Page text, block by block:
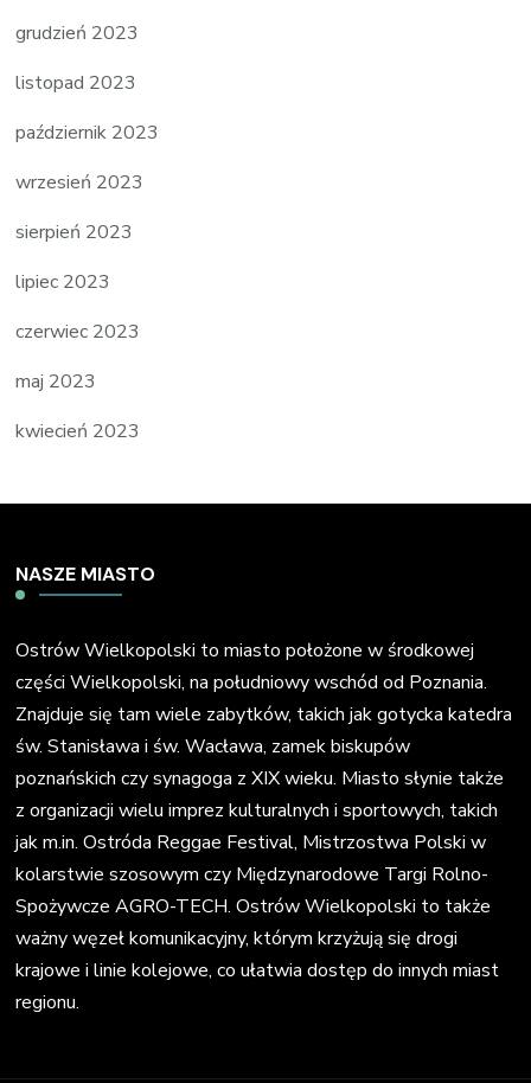
grudzień 2023
listopad 2023
październik 2023
wrzesień 2023
sierpień 2023
lipiec 2023
czerwiec 2023
maj 2023
kwiecień 2023
NASZE MIASTO
Ostrów Wielkopolski to miasto położone w środkowej
części Wielkopolski, na południowy wschód od Poznania.
Znajduje się tam wiele zabytków, takich jak gotycka katedra
św. Stanisława i św. Wacława, zamek biskupów
poznańskich czy synagoga z XIX wieku. Miasto słynie także
z organizacji wielu imprez kulturalnych i sportowych, takich
jak m.in. Ostróda Reggae Festival, Mistrzostwa Polski w
kolarstwie szosowym czy Międzynarodowe Targi Rolno-
Spożywcze AGRO-TECH. Ostrów Wielkopolski to także
ważny węzeł komunikacyjny, którym krzyżują się drogi
krajowe i linie kolejowe, co ułatwia dostęp do innych miast
regionu.